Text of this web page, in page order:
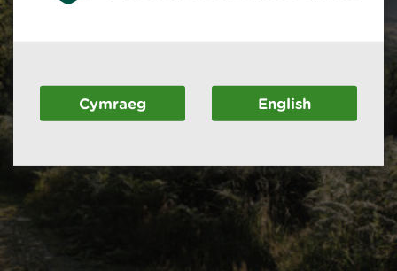
Cymraeg English